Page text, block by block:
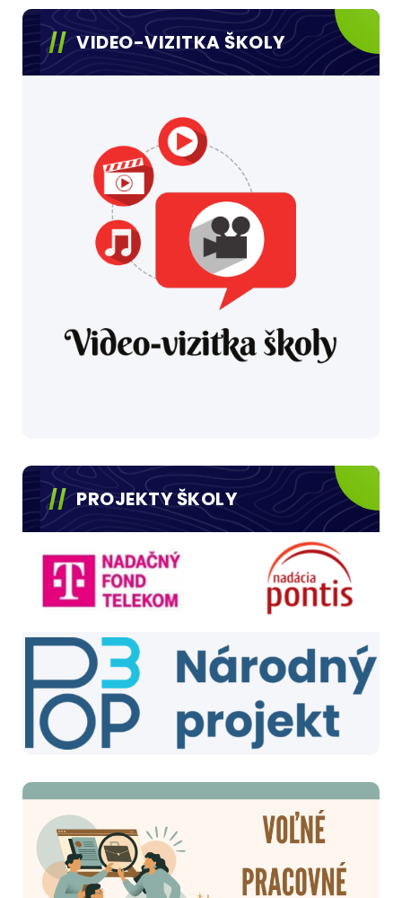
VIDEO-VIZITKA ŠKOLY
PROJEKTY ŠKOLY